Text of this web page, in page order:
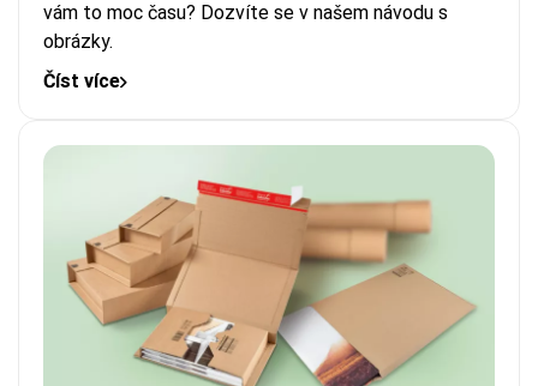
vám to moc času? Dozvíte se v našem návodu s
obrázky.
Číst více